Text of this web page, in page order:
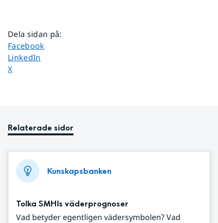
Dela sidan på:
Dela sidan på
Facebook
Dela sidan på
LinkedIn
Dela sidan på
X
Relaterade sidor
Kunskapsbanken
Tolka SMHIs väderprognoser
Vad betyder egentligen vädersymbolen? Vad